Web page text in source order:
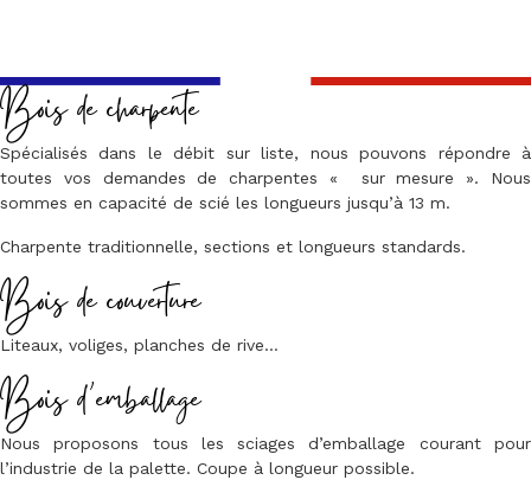
Bois de charpente
Spécialisés dans le débit sur liste, nous pouvons répondre à
toutes vos demandes de charpentes « sur mesure ». Nous
sommes en capacité de scié les longueurs jusqu’à 13 m.
Charpente traditionnelle, sections et longueurs standards.
Bois de couverture
Liteaux, voliges, planches de rive…
Bois d’emballage
Nous proposons tous les sciages d’emballage courant pour
l’industrie de la palette. Coupe à longueur possible.